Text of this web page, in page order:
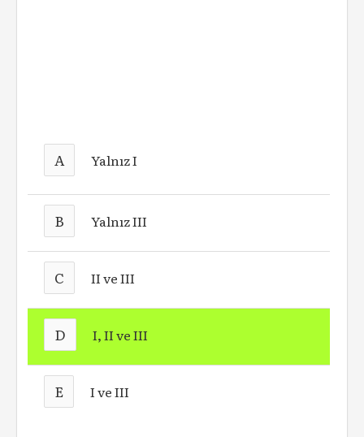
A Yalnız I
B Yalnız III
C II ve III
D I, II ve III
E I ve III